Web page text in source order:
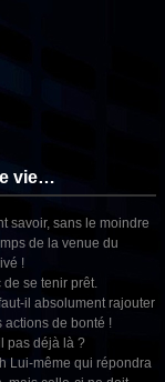
vie…
savoir, sans le moindre
de la venue du
!
de se tenir prêt.
il absolument rajouter
actions de bonté !
pas déjà là ?
Lui-même qui répondra